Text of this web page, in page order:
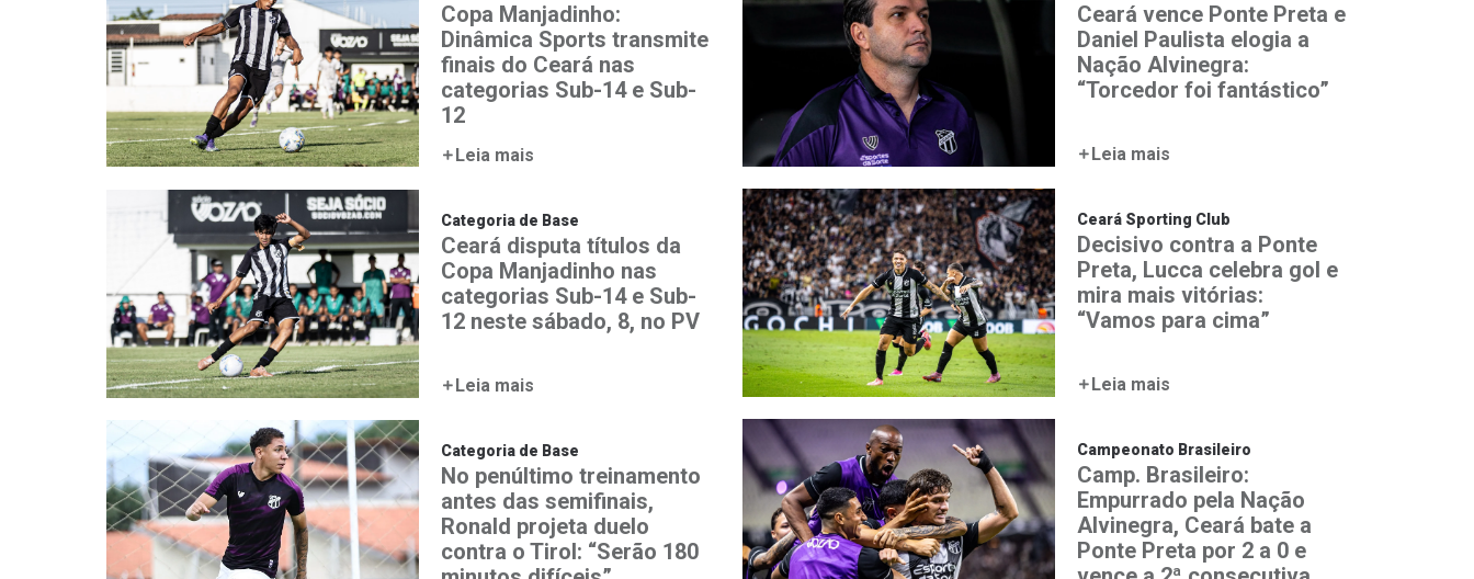
Copa Manjadinho:
Dinâmica Sports transmite
finais do Ceará nas
categorias Sub-14 e Sub-
12
Leia mais
Categoria de Base
Ceará disputa títulos da
Copa Manjadinho nas
categorias Sub-14 e Sub-
12 neste sábado, 8, no PV
Leia mais
Categoria de Base
No penúltimo treinamento
antes das semifinais,
Ronald projeta duelo
contra o Tirol: “Serão 180
Ceará vence Ponte Preta e
Daniel Paulista elogia a
Nação Alvinegra:
“Torcedor foi fantástico”
Leia mais
Ceará Sporting Club
Decisivo contra a Ponte
Preta, Lucca celebra gol e
mira mais vitórias:
“Vamos para cima”
Leia mais
Campeonato Brasileiro
Camp. Brasileiro:
Empurrado pela Nação
Alvinegra, Ceará bate a
Ponte Preta por 2 a 0 e